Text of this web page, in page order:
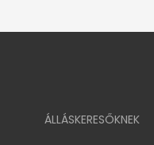
ÁLLÁSKERESŐKNEK